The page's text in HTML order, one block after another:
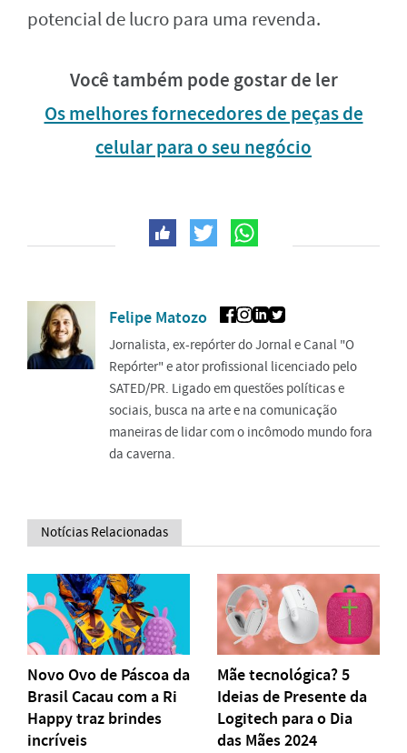
potencial de lucro para uma revenda.
Você também pode gostar de ler
Os melhores fornecedores de peças de
celular para o seu negócio
Felipe Matozo
Jornalista, ex-repórter do Jornal e Canal "O
Repórter" e ator profissional licenciado pelo
SATED/PR. Ligado em questões políticas e
sociais, busca na arte e na comunicação
maneiras de lidar com o incômodo mundo fora
da caverna.
Notícias Relacionadas
Novo Ovo de Páscoa da
Brasil Cacau com a Ri
Happy traz brindes
incríveis
Mãe tecnológica? 5
Ideias de Presente da
Logitech para o Dia
das Mães 2024